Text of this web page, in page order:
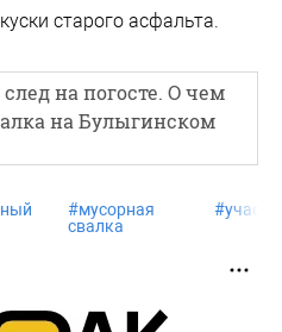
старого асфальта.
на погосте. О чем
на Булыгинском
#мусорная
свалка
#